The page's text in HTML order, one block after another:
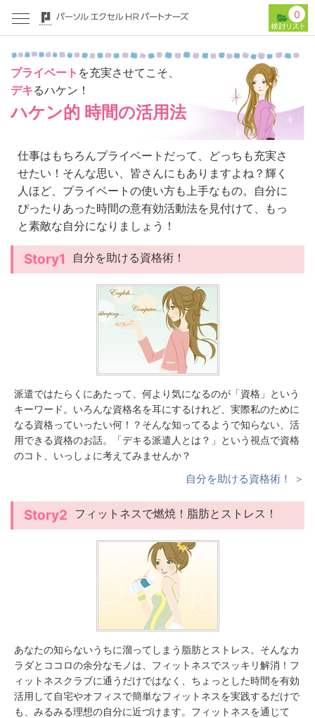
0
プライベート を充実させてこそ、
デキるハケン！
ハケン的 時間の活用法
仕事はもちろんプライベートだって、どっちも充実さ
せたい！そんな思い、皆さんにもありますよね？輝く
人ほど、プライベートの使い方も上手なもの。自分に
ぴったりあった時間の意有効活動法を見付けて、もっ
と素敵な自分になりましょう！
Story1 自分を助ける資格術！
派遣ではたらくにあたって、何より気になるのが「資格」という
キーワード。いろんな資格名を耳にするけれど、実際私のために
なる資格っていったい何！？そんな知ってるようで知らない、活
用できる資格のお話。「デキる派遣人とは？」という視点で資格
のコト、いっしょに考えてみませんか？
自分を助ける資格術！ ＞
Story2 フィットネスで燃焼！脂肪とストレス！
あなたの知らないうちに溜ってしまう脂肪とストレス。そんなカ
ラダとココロの余分なモノは、フィットネスでスッキリ解消！フ
ィットネスクラブに通うだけではなく、ちょっとした時間を有効
活用して自宅やオフィスで簡単なフィットネスを実践するだけで
も、みるみる理想の自分に近づけます。フィットネスを通じて